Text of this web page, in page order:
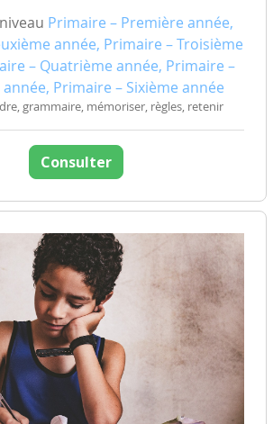
Primaire – Première année,
année, Primaire – Troisième
– Quatrième année, Primaire –
Primaire – Sixième année
grammaire, mémoriser, règles, retenir
Consulter